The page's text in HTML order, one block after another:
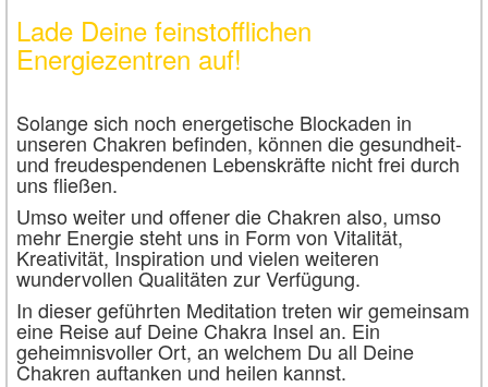
Lade Deine feinstofflichen
Energiezentren auf!
Solange sich noch energetische Blockaden in
unseren Chakren befinden, können die gesundheit-
und freudespendenen Lebenskräfte nicht frei durch
uns fließen.
Umso weiter und offener die Chakren also, umso
mehr Energie steht uns in Form von Vitalität,
Kreativität, Inspiration und vielen weiteren
wundervollen Qualitäten zur Verfügung.
In dieser geführten Meditation treten wir gemeinsam
eine Reise auf Deine Chakra Insel an. Ein
geheimnisvoller Ort, an welchem Du all Deine
Chakren auftanken und heilen kannst.